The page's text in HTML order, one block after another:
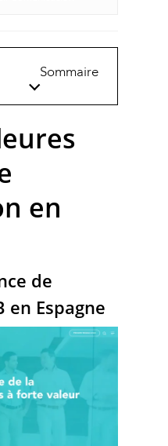
Sommaire
en
de
en Espagne